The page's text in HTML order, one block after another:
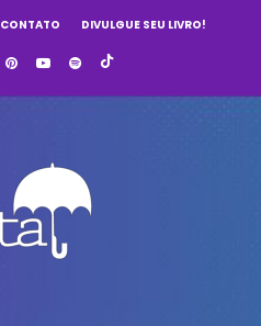
CONTATO DIVULGUE SEU LIVRO!